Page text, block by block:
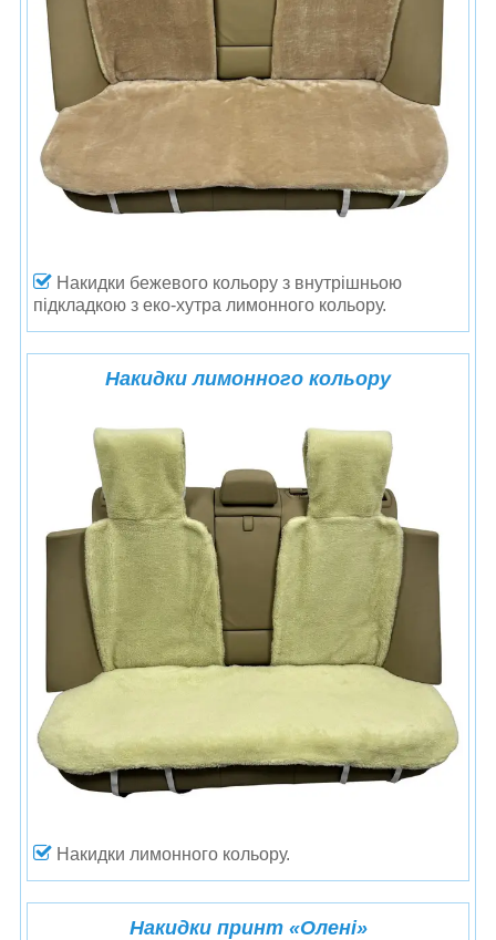
Накидки бежевого кольору з внутрішньою
підкладкою з еко-хутра лимонного кольору.
Накидки лимонного кольору
Накидки лимонного кольору.
Накидки принт «Олені»